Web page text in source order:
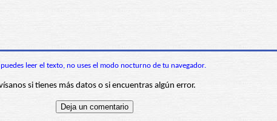
puedes leer el texto, no uses el modo nocturno de tu navegador.
si tienes más datos o si encuentras algún error.